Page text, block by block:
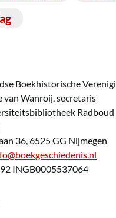
Boekhistorische
van Wanroij, secretaris
36, 6525 GG Nijmegen
INGB0005537064